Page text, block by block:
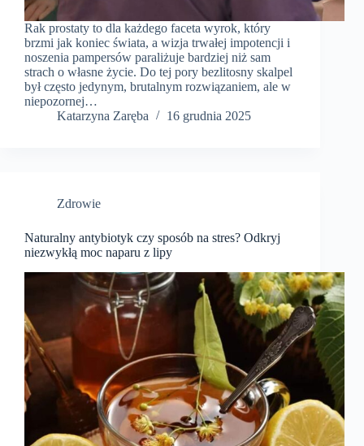
Rak prostaty to dla każdego faceta wyrok, który
brzmi jak koniec świata, a wizja trwałej impotencji i
noszenia pampersów paraliżuje bardziej niż sam
strach o własne życie. Do tej pory bezlitosny skalpel
był często jedynym, brutalnym rozwiązaniem, ale w
niepozornej…
Katarzyna Zaręba
16 grudnia 2025
Zdrowie
Naturalny antybiotyk czy sposób na stres? Odkryj
niezwykłą moc naparu z lipy